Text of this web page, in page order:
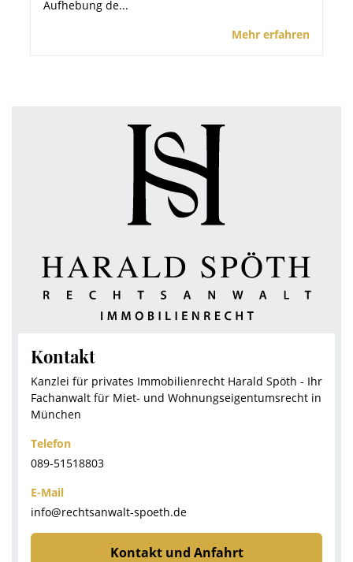
Aufhebung de...
Mehr erfahren
Kontakt
Kanzlei für privates Immobilienrecht Harald Spöth - Ihr
Fachanwalt für Miet- und Wohnungseigentumsrecht in
München
Telefon
089-51518803
E-Mail
info@rechtsanwalt-spoeth.de
Kontakt und Anfahrt